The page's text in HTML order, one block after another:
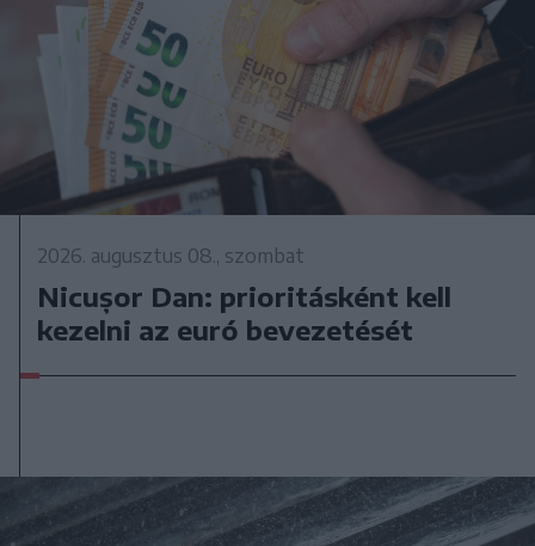
2026. augusztus 08., szombat
Nicușor Dan: prioritásként kell
kezelni az euró bevezetését